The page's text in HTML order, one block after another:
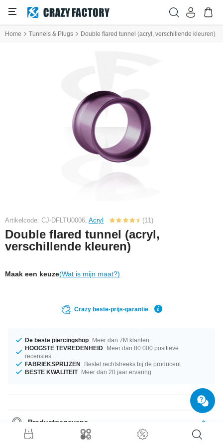
Home Tunnels & Plugs Double flared tunnel (acryl, verschillende kleuren)
Artikelcode: CJ-DFLTU0006, Acryl (11)
Double flared tunnel (acryl,
verschillende kleuren)
Maak een keuze(Wat is mijn maat?)
Crazy beste-prijs-garantie
De beste piercingshop Meer dan 7M klanten
HOOGSTE TEVREDENHEID Meer dan 80.000 positieve
recensies.
FABRIEKSPRIJZEN
Bestel rechtstreeks bij de producent
BESTE KWALITEIT Meer dan 20 jaar ervaring
Productgegevens
Nu met diameters van 6 mm tot 20 mm. Kies een kleur die bij je past, Blue